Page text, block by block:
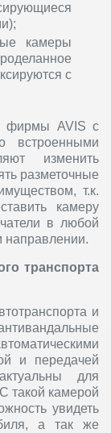
камеры
с
фирмы AVIS с
изменить
разметочные
т.к.
камеру
в любой
направлении.
транспорта
и
и передачей
для
такой камерой
увидеть
а так же